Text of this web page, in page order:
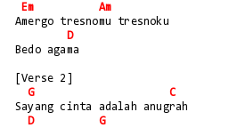
Em
Am
Amergo tresnomu tresnoku
D
Bedo agama
[Verse 2]
G
C
Sayang cinta adalah anugrah
D
G